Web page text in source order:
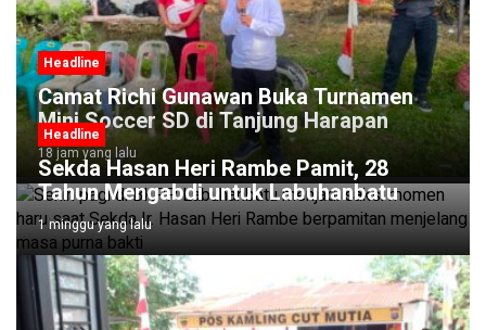
Headline
Camat Richi Gunawan Buka Turnamen
Mini Soccer SD di Tanjung Harapan
18 jam yang lalu
Headline
Sekda Hasan Heri Rambe Pamit, 28
Tahun Mengabdi untuk Labuhanbatu
1 minggu yang lalu